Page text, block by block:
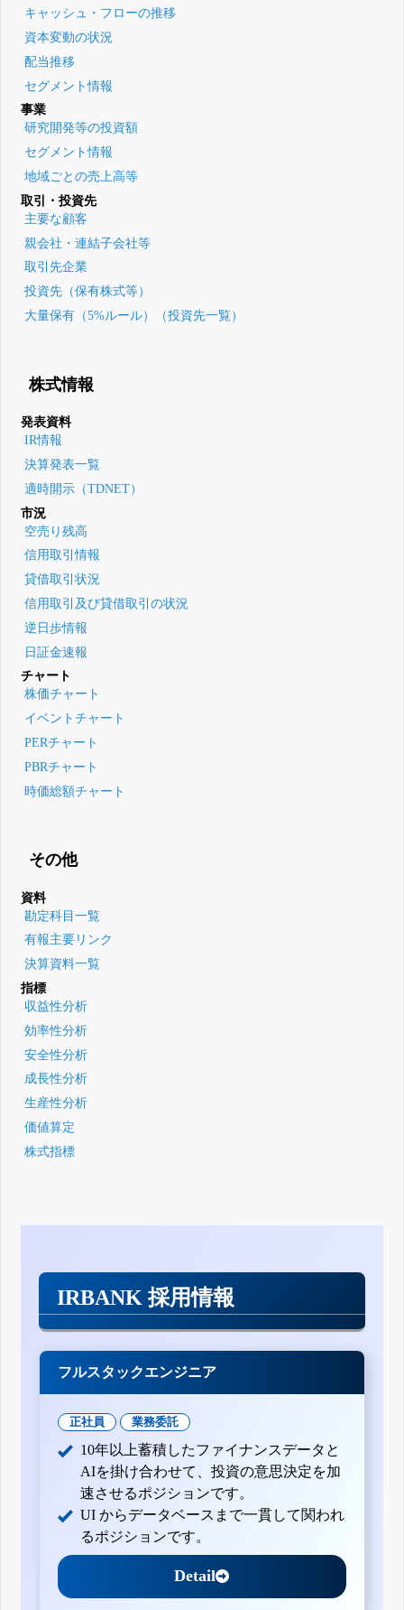
キャッシュ・フローの推移
資本変動の状況
配当推移
セグメント情報
事業
研究開発等の投資額
セグメント情報
地域ごとの売上高等
取引・投資先
主要な顧客
親会社・連結子会社等
取引先企業
投資先（保有株式等）
大量保有（5%ルール）（投資先一覧）
株式情報
発表資料
IR情報
決算発表一覧
適時開示（TDNET）
市況
空売り残高
信用取引情報
貸借取引状況
信用取引及び貸借取引の状況
逆日歩情報
日証金速報
チャート
株価チャート
イベントチャート
PERチャート
PBRチャート
時価総額チャート
その他
資料
勘定科目一覧
有報主要リンク
決算資料一覧
指標
収益性分析
効率性分析
安全性分析
成長性分析
生産性分析
価値算定
株式指標
IRBANK 採用情報
フルスタックエンジニア
正社員 業務委託
10年以上蓄積したファイナンスデータと
AIを掛け合わせて、投資の意思決定を加
速させるポジションです。
UI からデータベースまで一貫して関われ
るポジションです。
Detail